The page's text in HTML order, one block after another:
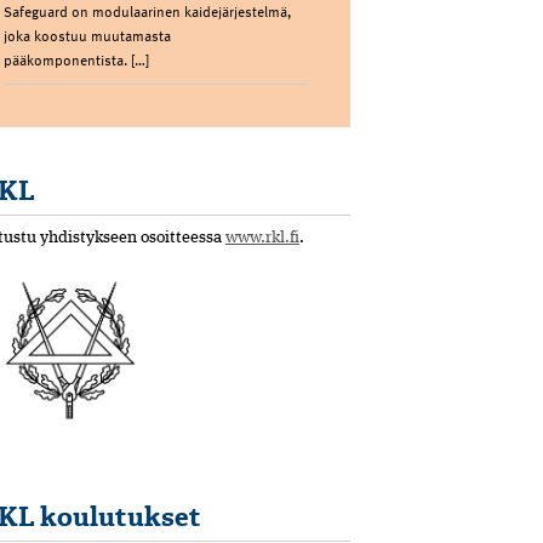
Safeguard on modulaarinen kaidejärjestelmä,
joka koostuu muutamasta
pääkomponentista. […]
yhdistykseen osoitteessa www.rkl.fi.
koulutukset